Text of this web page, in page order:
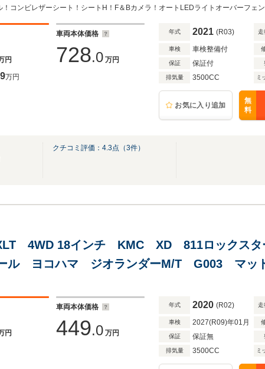
ンチUP クロスマフラー オートランニングボ
チメンバー
円
車両本体価格
728.0 万円
万円
年式 2021 (R03)
車検 車検整備付
保証 保証付
排気量 3500CC ミ
お気に入り追加
無
料
クチコミ評価： 4.3点（3件）
4WD 18インチ KMC XD 811ロックスタ
ル ヨコハマ ジオランダーM/T G003 マッ
円
車両本体価格
449.0 万円
年式 2020 (R02)
車検 2027(R09)年01月
保証 保証無
排気量 3500CC ミ